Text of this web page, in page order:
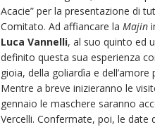
Acacie” per la presentazione di
Comitato. Ad affiancare la Majin
Luca Vannelli, al suo quinto ed
definito questa sua esperienza
gioia, della goliardìa e
Mentre a breve inizieranno le
gennaio le maschere saranno
Vercelli. Confermate, poi, le